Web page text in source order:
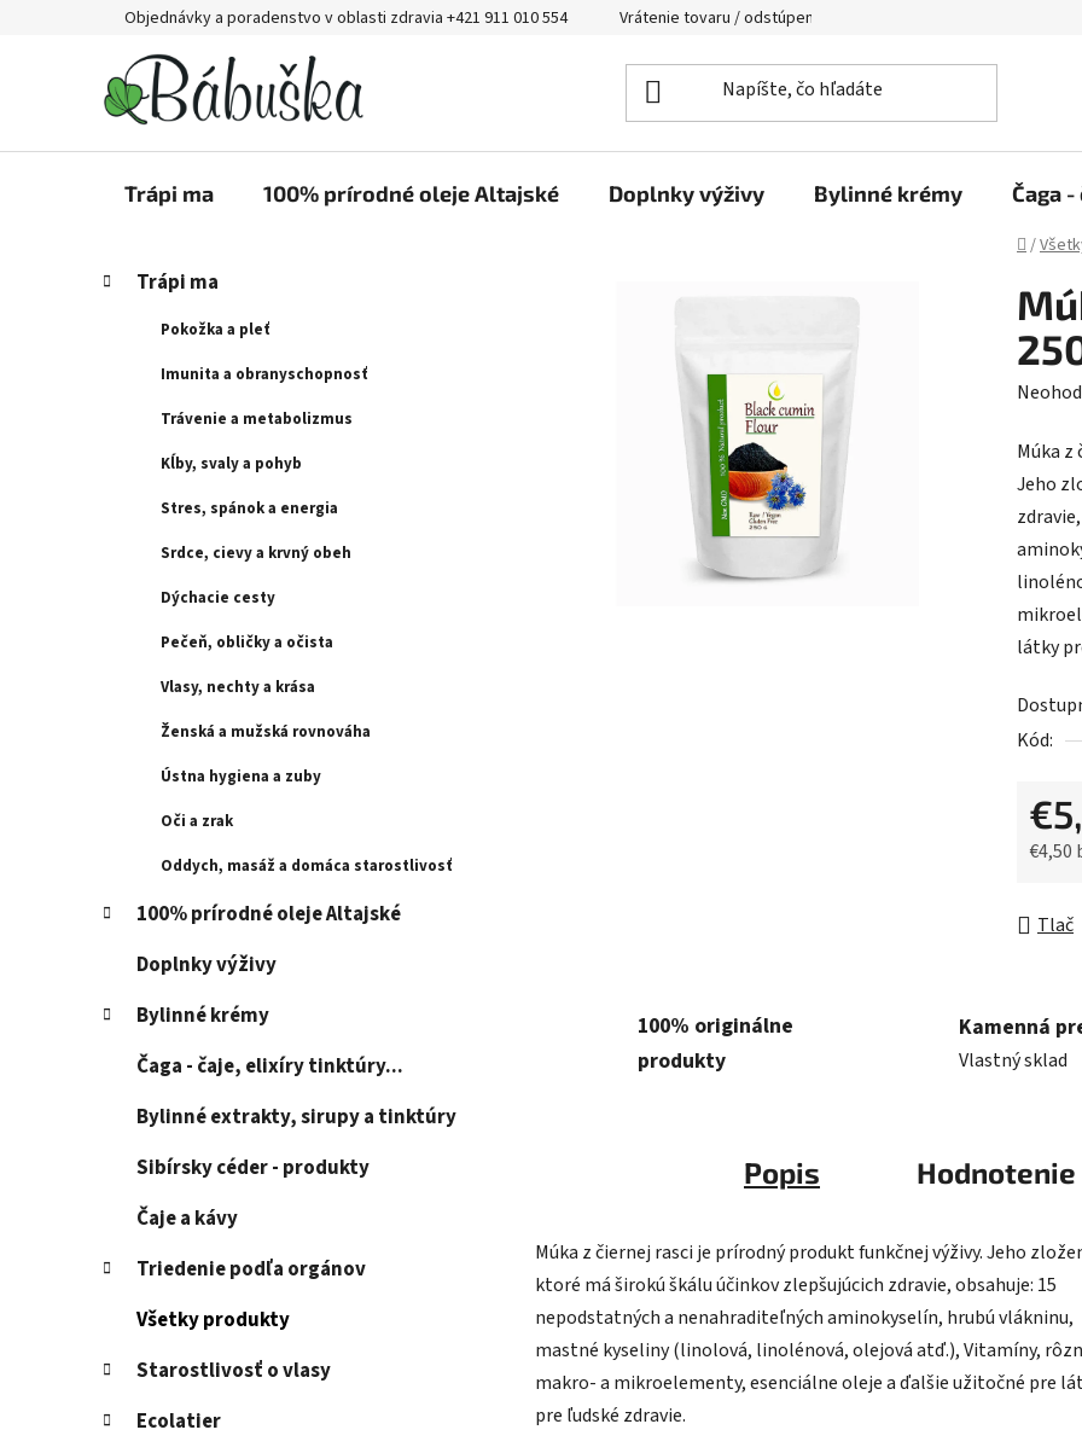
Objednávky a poradenstvo v oblasti zdravia +421 911 010 554 Vrátenie tovaru / odstúpenie od zmluvy
Trápi ma 100% prírodné oleje Altajské Doplnky výživy Bylinné krémy Čaga
Domov
/
B
Preskočiť
kategórie
K
a
Trápi ma
Pokožka a pleť
Imunita a obranyschopnosť
Trávenie a metabolizmus
Kĺby, svaly a pohyb
Stres, spánok a energia
Srdce, cievy a krvný obeh
Dýchacie cesty
Pečeň, obličky a očista
Vlasy, nechty a krása
Ženská a mužská rovnováha
Ústna hygiena a zuby
Oči a zrak
Oddych, masáž a domáca starostlivosť
100% prírodné oleje Altajské
Doplnky výživy
Bylinné krémy
Čaga - čaje, elixíry tinktúry...
Bylinné extrakty, sirupy a tinktúry
Sibírsky céder - produkty
Čaje a kávy
Triedenie podľa orgánov
Všetky produkty
Starostlivosť o vlasy
Ecolatier
je
0,0
z
5
Múka z
Jeho
látky
Kód:
€4,50
Tlač
100% originálne
produkty
Kamenná
Vlastný sklad
Popis Hodnotenie
Múka z čiernej rasci je prírodný produkt funkčnej výživy. Jeho
ktoré má širokú škálu účinkov zlepšujúcich zdravie, obsahuje: 15
nepodstatných a nenahraditeľných aminokyselín, hrubú vlákninu,
mastné kyseliny (linolová, linolénová, olejová atď.), Vitamíny,
makro- a mikroelementy, esenciálne oleje a ďalšie užitočné pre
pre ľudské zdravie.